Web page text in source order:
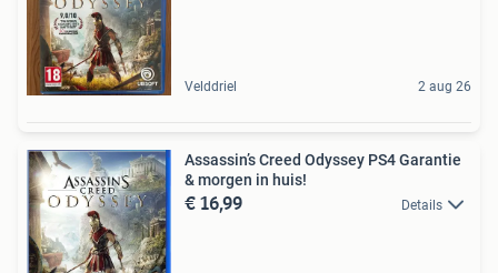
Velddriel 2 aug 26
Assassin’s Creed Odyssey PS4 Garantie
& morgen in huis!
€ 16,99 Details